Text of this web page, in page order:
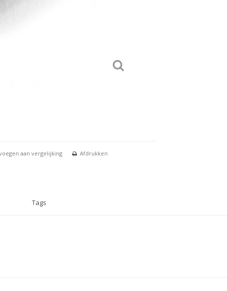
aan vergelijking Afdrukken
Tags